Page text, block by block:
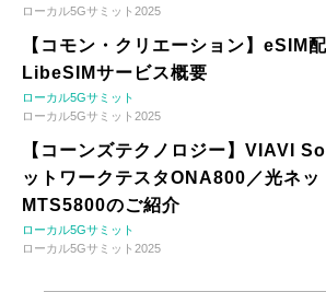
ローカル5Gサミット2025
【コモン・クリエーション】eSIM
LibeSIMサービス概要
ローカル5Gサミット
ローカル5Gサミット2025
【コーンズテクノロジー】VIAVI
ットワークテスタONA800／光ネッ
MTS5800のご紹介
ローカル5Gサミット
ローカル5Gサミット2025